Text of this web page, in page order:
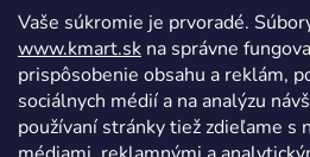
Vaše súkromie je prvoradé.
www.kmart.sk na správne
prispôsobenie obsahu a reklám,
sociálnych médií a na analýzu
používaní stránky tiež zdieľame s
info@kmart.sk
+421 947 979 193
+421 947 979 193
facebook.com/Kolieramarket